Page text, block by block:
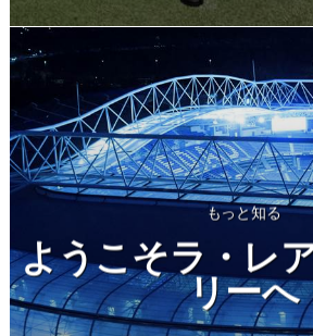
もっと知る
ようこそラ・レ
リーへ